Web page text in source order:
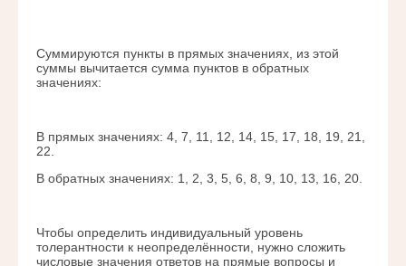
Суммируются пункты в прямых значениях, из этой
суммы вычитается сумма пунктов в обратных
значениях:
В прямых значениях: 4, 7, 11, 12, 14, 15, 17, 18, 19, 21,
22.
В обратных значениях: 1, 2, 3, 5, 6, 8, 9, 10, 13, 16, 20.
Чтобы определить индивидуальный уровень
толерантности к неопределённости, нужно сложить
числовые значения ответов на прямые вопросы и